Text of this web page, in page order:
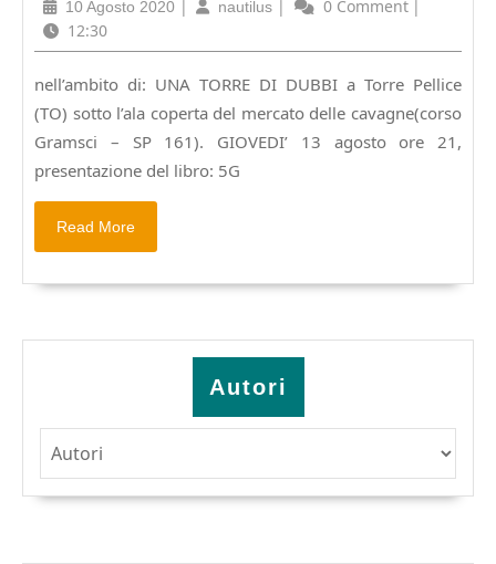
13
agosto:
di
5G
MON
AMOUR
10 Agosto 2020 10
2020
| nautilus nautilus
| 0 Comment |
12:30
nell’ambito di: UNA TORRE DI DUBBI a Torre Pellice
(TO) sotto l’ala coperta del mercato delle cavagne(corso
Gramsci – SP 161). GIOVEDI’ 13 agosto ore 21,
presentazione del libro: 5G
Read More
Autori